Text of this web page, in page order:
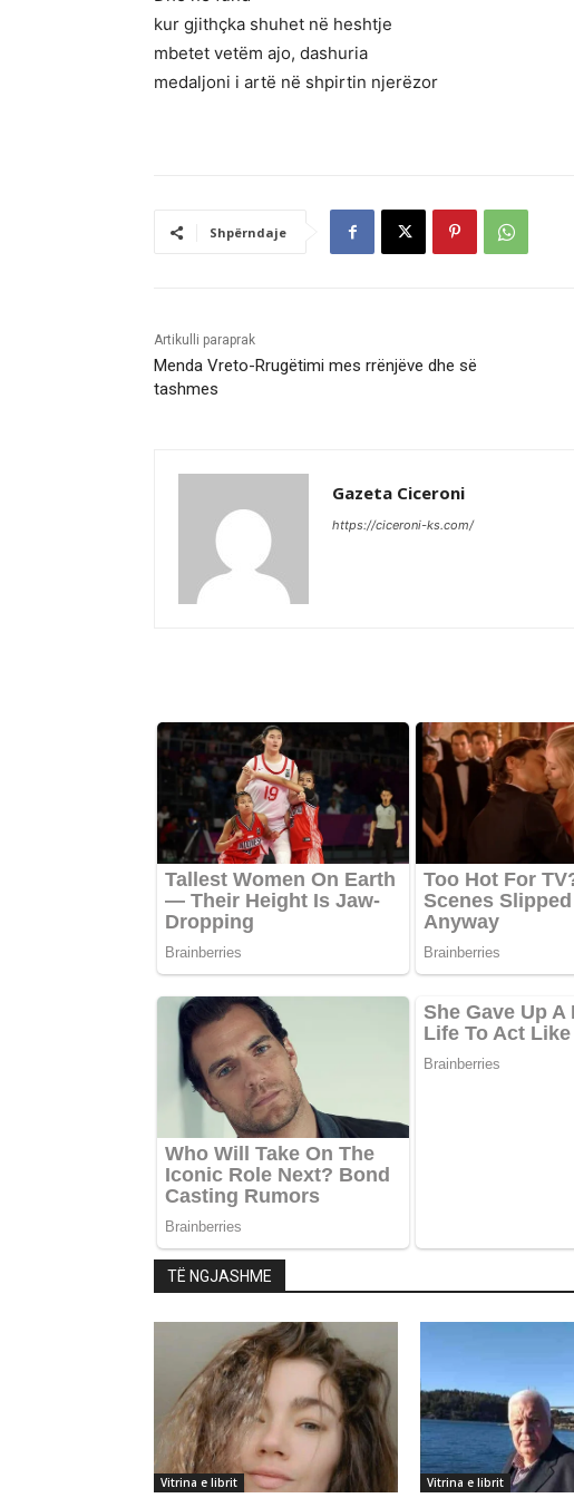
kur gjithçka shuhet në heshtje
mbetet vetëm ajo, dashuria
medaljoni i artë në shpirtin njerëzor
Shpërndaje
Artikulli paraprak
Menda Vreto-Rrugëtimi mes rrënjëve dhe së
tashmes
Gazeta Ciceroni
https://ciceroni-ks.com/
TË NGJASHME
Vitrina e librit Vitrina e librit